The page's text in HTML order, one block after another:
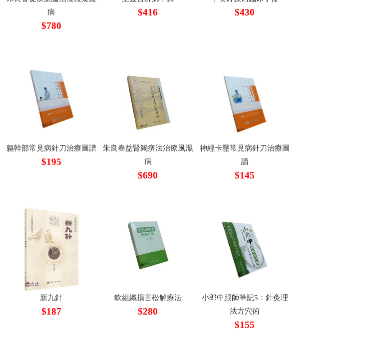
病
$780
$416 $430
軀幹部常見病針刀治療圖譜
$195
朱良春益腎蠲痹法治療風濕
病
$690
神經卡壓常見病針刀治療圖
譜
$145
新九針
$187
軟組織損害松解療法
$280
小郎中跟師筆記5：針灸理
法方穴術
$155